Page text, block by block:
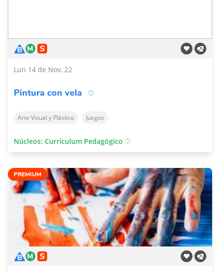
Lun 14 de Nov, 22
Pintura con vela
Arte Visual y Plástico Juegos
Núcleos: Currículum Pedagógico
PREMIUM